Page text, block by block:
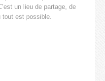
un lieu de partage, de
tout est possible.